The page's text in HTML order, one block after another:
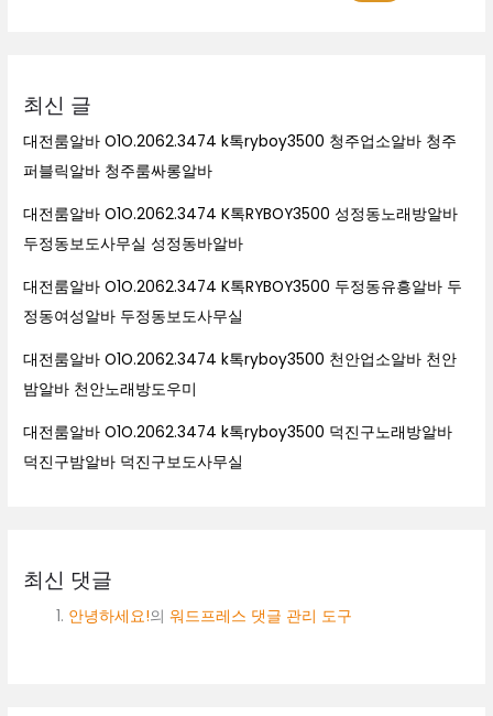
최신 글
대전룸알바 O1O.2062.3474 k톡ryboy3500 청주업소알바 청주
퍼블릭알바 청주룸싸롱알바
대전룸알바 O1O.2062.3474 K톡RYBOY3500 성정동노래방알바
두정동보도사무실 성정동바알바
대전룸알바 O1O.2062.3474 K톡RYBOY3500 두정동유흥알바 두
정동여성알바 두정동보도사무실
대전룸알바 O1O.2062.3474 k톡ryboy3500 천안업소알바 천안
밤알바 천안노래방도우미
대전룸알바 O1O.2062.3474 k톡ryboy3500 덕진구노래방알바
덕진구밤알바 덕진구보도사무실
최신 댓글
안녕하세요!의워드프레스 댓글 관리 도구